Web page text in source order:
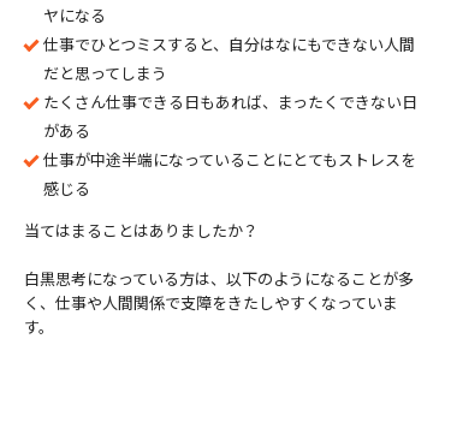
ヤになる
仕事でひとつミスすると、自分はなにもできない人間
だと思ってしまう
たくさん仕事できる日もあれば、まったくできない日
がある
仕事が中途半端になっていることにとてもストレスを
感じる
当てはまることはありましたか？
白黒思考になっている方は、以下のようになることが多
く、仕事や人間関係で支障をきたしやすくなっていま
す。